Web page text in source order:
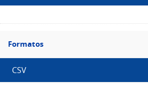
Filtro
Formatos
Formatos
CSV